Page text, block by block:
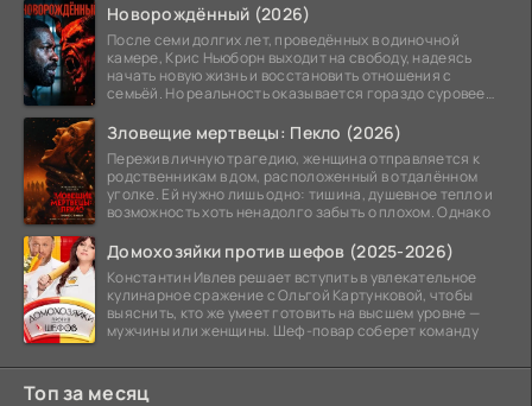
Новорождённый (2026)
После семи долгих лет, проведённых в одиночной
камере, Крис Ньюборн выходит на свободу, надеясь
начать новую жизнь и восстановить отношения с
семьёй. Но реальность оказывается гораздо суровее
Зловещие мертвецы: Пекло (2026)
Пережив личную трагедию, женщина отправляется к
родственникам в дом, расположенный в отдалённом
уголке. Ей нужно лишь одно: тишина, душевное тепло и
возможность хоть ненадолго забыть о плохом. Однако
Домохозяйки против шефов (2025-2026)
Константин Ивлев решает вступить в увлекательное
кулинарное сражение с Ольгой Картунковой, чтобы
выяснить, кто же умеет готовить на высшем уровне —
мужчины или женщины. Шеф-повар соберет команду
Топ за месяц